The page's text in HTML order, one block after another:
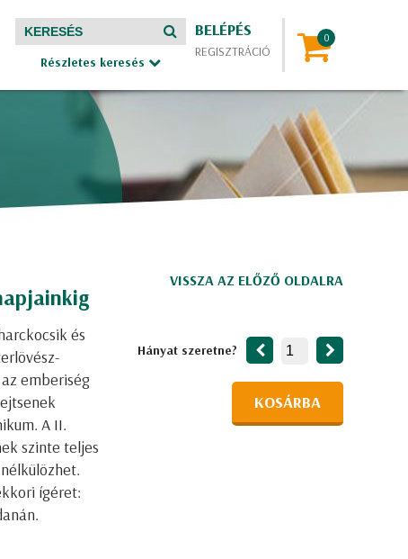
Részletes keresés
BELÉPÉS
REGISZTRÁCIÓ
és
emberiség
A II.
szinte teljes
ígéret:
VISSZA AZ ELŐZŐ OLDALRA
Hányat szeretne?
KOSÁRBA